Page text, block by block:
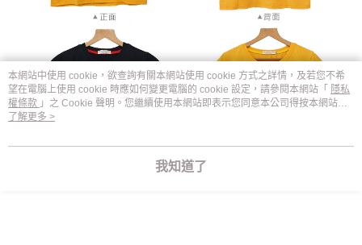
本網站中使用 cookie，欲查詢有關本網站使用 cookie 方式之詳情，及若您不希
望在電腦上使用 cookie 時應如何變更電腦的 cookie 設定，請參閱本網站「 隱私
權條款 」之 Cookie 聲明。您繼續使用本網站即表示您同意本公司得按本網站使
用條款之 Cookie 聲明使用 cookie。
了解更多 >
我知道了